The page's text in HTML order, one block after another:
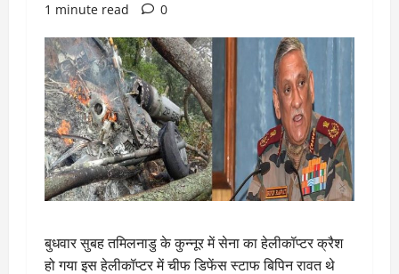
1 minute read
0
बुधवार सुबह तमिलनाडु के कुन्नूर में सेना का हेलीकॉप्टर क्रैश
हो गया इस हेलीकॉप्टर में चीफ डिफेंस स्टाफ बिपिन रावत थे